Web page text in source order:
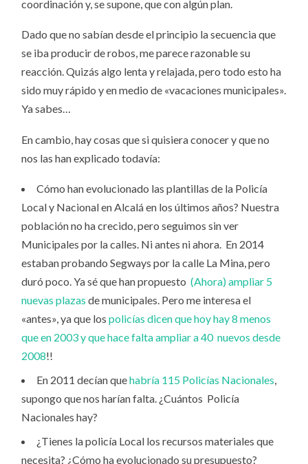
coordinación y, se supone, que con algún plan.
Dado que no sabían desde el principio la secuencia que
se iba producir de robos, me parece razonable su
reacción. Quizás algo lenta y relajada, pero todo esto ha
sido muy rápido y en medio de «vacaciones municipales».
Ya sabes…
En cambio, hay cosas que si quisiera conocer y que no
nos las han explicado todavía:
Cómo han evolucionado las plantillas de la Policía
Local y Nacional en Alcalá en los últimos años? Nuestra
población no ha crecido, pero seguimos sin ver
Municipales por la calles. Ni antes ni ahora. En 2014
estaban probando Segways por la calle La Mina, pero
duró poco. Ya sé que han propuesto(Ahora) ampliar 5
nuevas plazas de municipales. Pero me interesa el
«antes», ya que lospolicías dicen que hoy hay 8 menos
que en 2003 y que hace falta ampliar a 40 nuevos desde
2008!!
En 2011 decían quehabría 115 Policías Nacionales,
supongo que nos harían falta. ¿Cuántos Policía
Nacionales hay?
¿Tienes la policía Local los recursos materiales que
necesita? ¿Cómo ha evolucionado su presupuesto?